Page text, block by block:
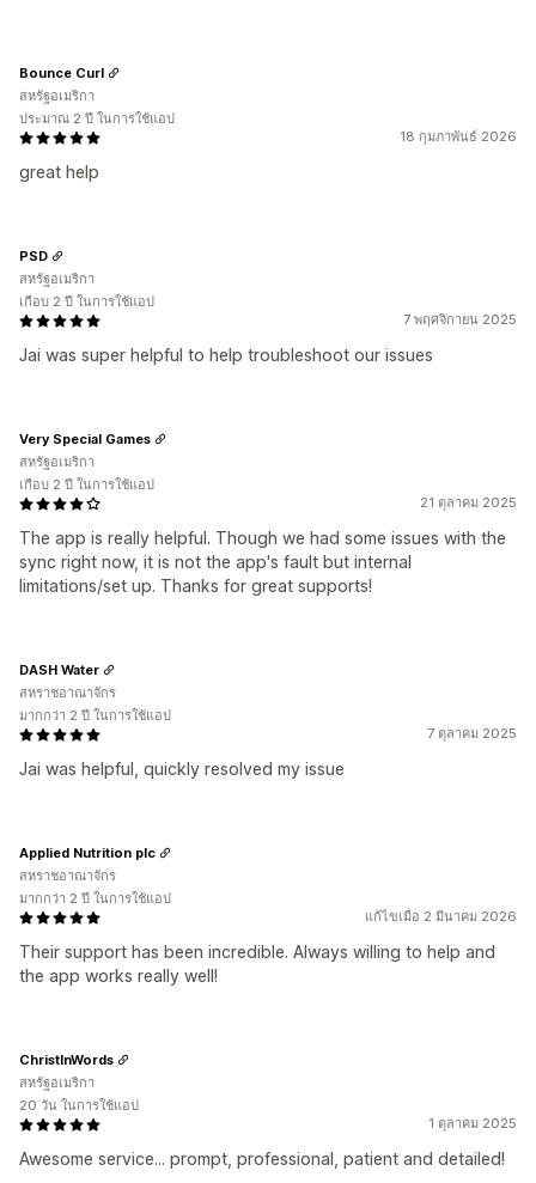
18 กุมภาพันธ์ 2026
great help
Bounce Curl
สหรัฐอเมริกา
ประมาณ 2 ปี ในการใช้แอป
7 พฤศจิกายน 2025
Jai was super helpful to help troubleshoot our issues
PSD
สหรัฐอเมริกา
เกือบ 2 ปี ในการใช้แอป
21 ตุลาคม 2025
The app is really helpful. Though we had some issues with the
sync right now, it is not the app's fault but internal
limitations/set up. Thanks for great supports!
Very Special Games
สหรัฐอเมริกา
เกือบ 2 ปี ในการใช้แอป
7 ตุลาคม 2025
Jai was helpful, quickly resolved my issue
DASH Water
สหราชอาณาจักร
มากกว่า 2 ปี ในการใช้แอป
แก้ไขเมื่อ 2 มีนาคม 2026
Their support has been incredible. Always willing to help and
the app works really well!
Applied Nutrition plc
สหราชอาณาจักร
มากกว่า 2 ปี ในการใช้แอป
1 ตุลาคม 2025
Awesome service... prompt, professional, patient and detailed!
ChristInWords
สหรัฐอเมริกา
20 วัน ในการใช้แอป